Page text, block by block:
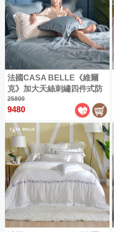
法國CASA BELLE《維爾
克》加大天絲刺繡四件式防
蹣抗菌吸濕排汗兩用被床包
組(共三色)
25800
9480